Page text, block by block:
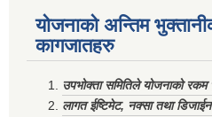
योजनाको अन्तिम
कागजातहरु
उपभोक्ता समितिले योजनाको
लागत ईष्टिमेट, नक्सा तथा